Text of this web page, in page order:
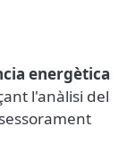
energètica
l'anàlisi del